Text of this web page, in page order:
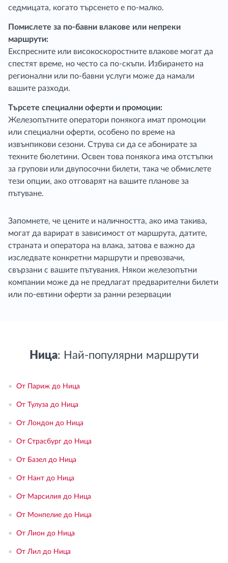
седмицата, когато търсенето е по-малко.
Помислете за по-бавни влакове или непреки
маршрути:
Експресните или високоскоростните влакове могат да
спестят време, но често са по-скъпи. Избирането на
регионални или по-бавни услуги може да намали
вашите разходи.
Търсете специални оферти и промоции:
Железопътните оператори понякога имат промоции
или специални оферти, особено по време на
извънпикови сезони. Струва си да се абонирате за
техните бюлетини. Освен това понякога има отстъпки
за групови или двупосочни билети, така че обмислете
тези опции, ако отговарят на вашите планове за
пътуване.
Запомнете, че цените и наличността, ако има такива,
могат да варират в зависимост от маршрута, датите,
страната и оператора на влака, затова е важно да
изследвате конкретни маршрути и превозвачи,
свързани с вашите пътувания. Някои железопътни
компании може да не предлагат предварителни билети
или по-евтини оферти за ранни резервации
Ница: Най-популярни маршрути
• От Париж до Ница
• От Тулуза до Ница
• От Лондон до Ница
• От Страсбург до Ница
• От Базел до Ница
• От Нант до Ница
• От Марсилия до Ница
• От Монпелие до Ница
• От Лион до Ница
• От Лил до Ница